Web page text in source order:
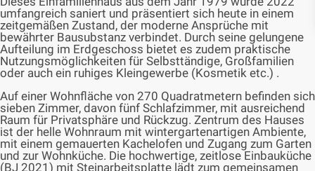
umfangreich saniert und präsentiert sich heute in einem
zeitgemäßen Zustand, der moderne Ansprüche mit
bewährter Bausubstanz verbindet. Durch seine gelungene
Aufteilung im Erdgeschoss bietet es zudem praktische
Nutzungsmöglichkeiten für Selbsttändige, Großfamilien
oder auch ein ruhiges Kleingewerbe (Kosmetik etc.) .
Auf einer Wohnfläche von 270 Quadratmetern befinden sich
sieben Zimmer, davon fünf Schlafzimmer, mit ausreichend
Raum für Privatsphäre und Rückzug. Zentrum des Hauses
ist der helle Wohnraum mit wintergartenartigen Ambiente,
mit einem gemauerten Kachelofen und Zugang zum Garten
und zur Wohnküche. Die hochwertige, zeitlose Einbauküche
(BJ 2021) mit Steinarbeitsplatte lädt zum gemeinsamen